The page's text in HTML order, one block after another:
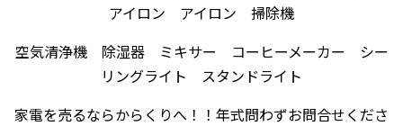
アイロン アイロン 掃除機
空気清浄機 除湿器 ミキサー コーヒーメーカー シー
リングライト スタンドライト
家電を売るならからくりへ！！年式問わずお問合せくださ